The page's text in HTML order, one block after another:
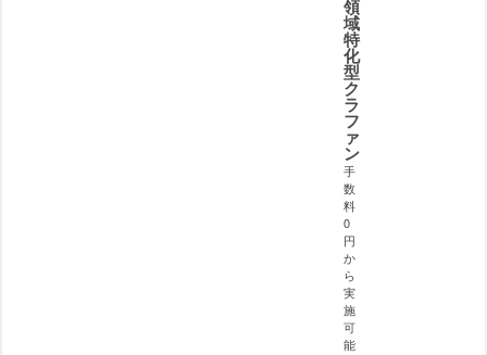
領
域
特
化
型
ク
ラ
フ
ァ
ン
手
数
料
0
円
か
ら
実
施
可
能